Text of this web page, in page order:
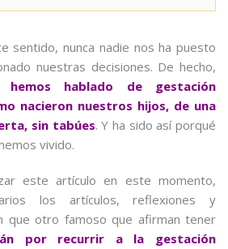
sentido, nunca nadie nos ha puesto
nuestras decisiones. De hecho,
hemos hablado de gestación
nacieron nuestros hijos, de una
sin tabúes. Y ha sido así porqué
vivido.
este artículo en este momento,
los artículos, reflexiones y
que otro famoso que afirman tener
por recurrir a la gestación